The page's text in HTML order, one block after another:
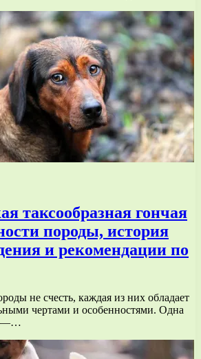
таксообразная гончая
породы, история
и рекомендации по
не счесть, каждая из них обладает
чертами и особенностями. Одна
—…